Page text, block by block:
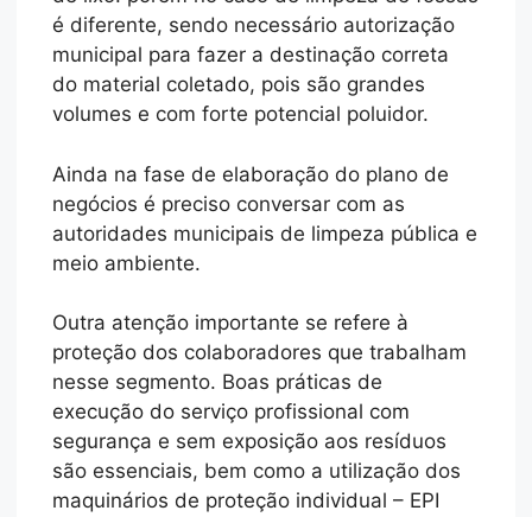
é diferente, sendo necessário autorização
municipal para fazer a destinação correta
do material coletado, pois são grandes
volumes e com forte potencial poluidor.
Ainda na fase de elaboração do plano de
negócios é preciso conversar com as
autoridades municipais de limpeza pública e
meio ambiente.
Outra atenção importante se refere à
proteção dos colaboradores que trabalham
nesse segmento. Boas práticas de
execução do serviço profissional com
segurança e sem exposição aos resíduos
são essenciais, bem como a utilização dos
maquinários de proteção individual – EPI